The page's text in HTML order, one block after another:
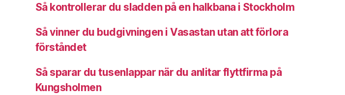
Så kontrollerar du sladden på en halkbana i Stockholm
Så vinner du budgivningen i Vasastan utan att förlora
förståndet
Så sparar du tusenlappar när du anlitar flyttfirma på
Kungsholmen